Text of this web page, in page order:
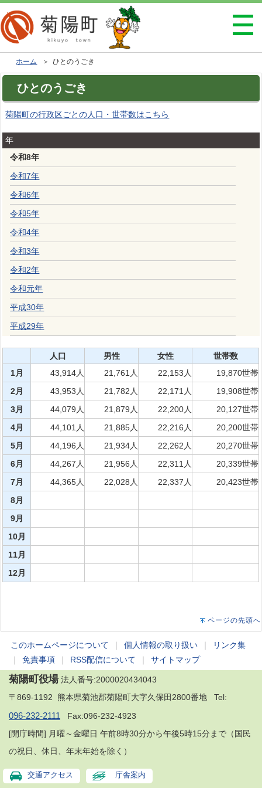
ホーム ＞ ひとのうごき
ひとのうごき
菊陽町の行政区ごとの人口・世帯数はこちら
年
令和8年
令和7年
令和6年
令和5年
令和4年
令和3年
令和2年
令和元年
平成30年
平成29年
人口 男性 女性
世帯数
1月
43,914人 21,761人 22,153人
19,870世帯
2月
43,953人 21,782人 22,171人
19,908世帯
3月
44,079人 21,879人 22,200人
20,127世帯
4月
44,101人 21,885人 22,216人
20,200世帯
5月
44,196人 21,934人 22,262人
20,270世帯
6月
44,267人 21,956人 22,311人
20,339世帯
7月
44,365人 22,028人 22,337人
20,423世帯
8月
9月
10月
11月
12月
ページの先頭へ
このホームページについて 個人情報の取り扱い
リンク集
免責事項 RSS配信について サイトマップ
菊陽町役場法人番号:2000020434043
〒869-1192 熊本県菊池郡菊陽町大字久保田2800番地 Tel:
096-232-2111 Fax:096-232-4923
[開庁時間] 月曜～金曜日 午前8時30分から午後5時15分まで（国民
の祝日、休日、年末年始を除く）
交通アクセス 庁舎案内